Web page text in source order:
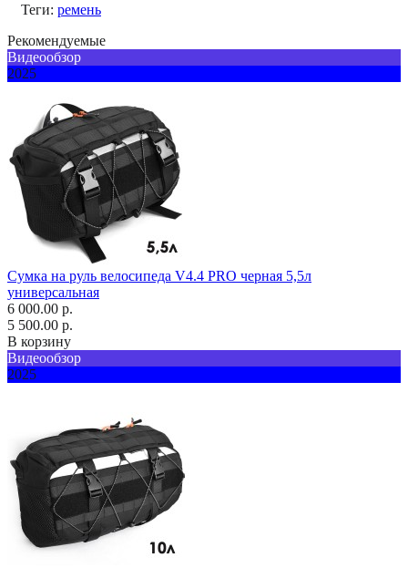
Теги: ремень
Рекомендуемые
Видеообзор
2025
Сумка на руль велосипеда V4.4 PRO черная 5,5л
универсальная
6 000.00 р.
5 500.00 р.
В корзину
Видеообзор
2025